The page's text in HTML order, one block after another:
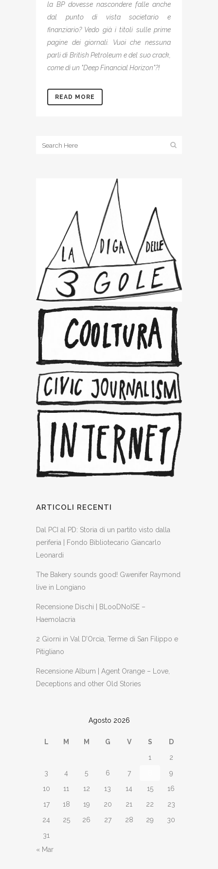
la BP dovesse nascondere falle anche
dal punto di vista societario e
finanziario? Vedo già i titoli sulle prime
pagine dei giornali. Vuoi che nessuna
parli di British Petroleum e del suo crack,
come di un "Deep Financial Horizon"?!
READ MORE
ARTICOLI RECENTI
Dal PCI al PD: Storia di un partito visto dalla
periferia | Fondo Bibliotecario Giancarlo
Leonardi
The Bakery sounds good! Gwenifer Raymond
live in Longiano
Recensione Dischi | BLooDNoISE –
Haemolacria
2 Giorni in Val D’Orcia, Terme di San Filippo e
Pitigliano
Recensione Album | Agent Orange – Love,
Deceptions and other Old Stories
Agosto 2026
L M M G V S
D
1
2
3
4 5 6 7
9
10
11 12 13 14 15
16
17
18 19 20 21 22
23
24
25 26 27 28 29
30
31
« Mar